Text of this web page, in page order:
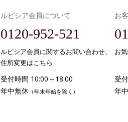
ルピシア会員について
0120-952-521
ルピシア会員に関するお問い合わせ、
住所変更はこちら
受付時間 10:00～18:00
年中無休 （年末年始を除く）
お
お
受
年